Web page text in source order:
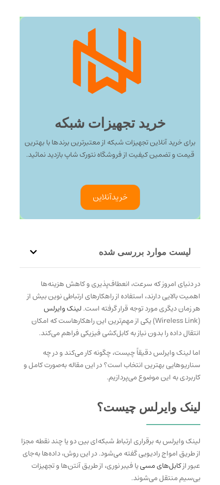
خرید تجهیزات شبکه
برای خرید آنلاین تجهیزات شبکه از معتبرترین برندها با بهترین
قیمت و تضمین کیفیت از فروشگاه نتورک شاپ بازدید نمائید.
خرید‌آنلاین
لیست موارد بررسی شده
در دنیای امروز که سرعت، انعطاف‌پذیری و کاهش هزینه‌ها
اهمیت بالایی دارند، استفاده از راهکارهای ارتباطی نوین بیش از
هر زمان دیگری مورد توجه قرار گرفته است. لینک وایرلس
(Wireless Link) یکی از مهم‌ترین این راهکارهاست که امکان
انتقال داده را بدون نیاز به کابل‌کشی فیزیکی فراهم می‌کند.
اما لینک وایرلس دقیقاً چیست، چگونه کار می‌کند و در چه
سناریوهایی بهترین انتخاب است؟ در این مقاله به‌صورت کامل و
کاربردی به این موضوع می‌پردازیم.
لینک وایرلس چیست؟
لینک وایرلس به برقراری ارتباط شبکه‌ای بین دو یا چند نقطه مجزا
از طریق امواج رادیویی گفته می‌شود. در این روش، داده‌ها به‌جای
عبور ازکابل‌های مسییا فیبر نوری، از طریق آنتن‌ها و تجهیزات
بی‌سیم منتقل می‌شوند.